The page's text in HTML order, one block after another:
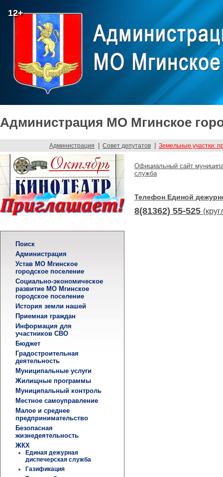
12+
Администрация МО Мгинское
Администрация Совет депутатов Земельные участки:
Поиск
Администрация
Устав МО Мгинское
городское поселение
Социально-экономическое
развитие МО Мгинское
городское поселение
История земли нашей
Приемная граждан
Информация для
участников СВО
Бюджет
Градостроительная
деятельность
Муниципальные услуги
Жилищные программы
Муниципальный контроль
Местное самоуправление
Малое и среднее
предпринимательство
Безопасная
жизнедеятельность
ЖКХ
Единая дежурная
диспечерская служба
Газификация
Официальный сайт
служба
Телефон Единой
8(81362) 55-525